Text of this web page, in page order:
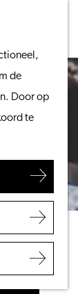
de
Door op
te
het water
drinken
Leiden